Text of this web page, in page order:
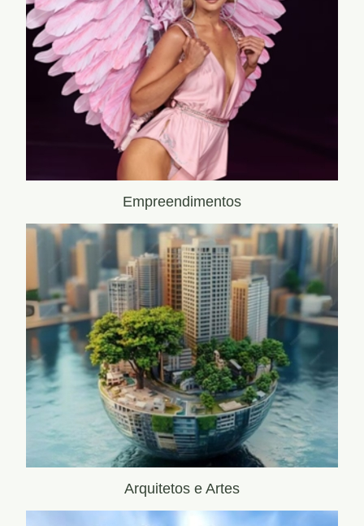
Empreendimentos
Arquitetos e Artes